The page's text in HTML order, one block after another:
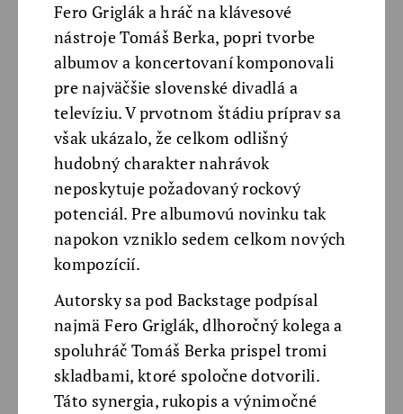
Fero Griglák a hráč na klávesové
nástroje Tomáš Berka, popri tvorbe
albumov a koncertovaní komponovali
pre najväčšie slovenské divadlá a
televíziu. V prvotnom štádiu príprav sa
však ukázalo, že celkom odlišný
hudobný charakter nahrávok
neposkytuje požadovaný rockový
potenciál. Pre albumovú novinku tak
napokon vzniklo sedem celkom nových
kompozícií.
Autorsky sa pod Backstage podpísal
najmä Fero Griglák, dlhoročný kolega a
spoluhráč Tomáš Berka prispel tromi
skladbami, ktoré spoločne dotvorili.
Táto synergia, rukopis a výnimočné